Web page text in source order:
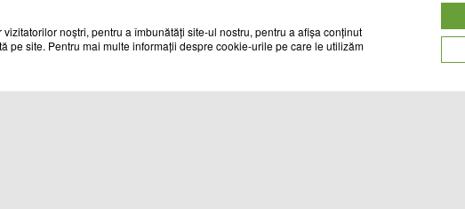
90 lei Cod produs
noștri, pentru a îmbunătăți site-ul nostru, pentru a afișa conținut
pe site. Pentru mai multe informații despre cookie-urile pe care le utilizăm